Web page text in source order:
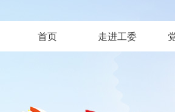
首页 走进工委